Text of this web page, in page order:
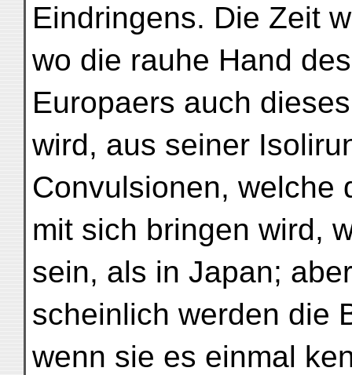
Eindringens. Die Zeit
wo die rauhe Hand
Europaers auch
wird, aus seiner
Convulsionen, welche
mit sich bringen wird,
sein, als in Japan;
scheinlich werden die
wenn sie es einmal